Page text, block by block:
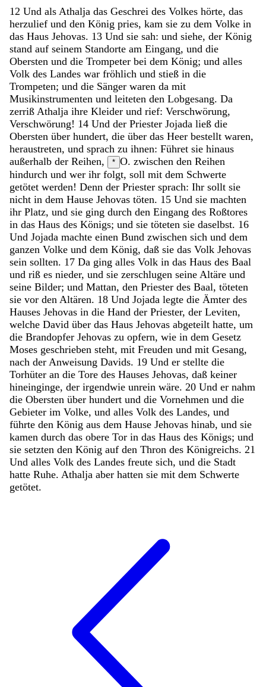
12 Und als Athalja das Geschrei des Volkes hörte, das
herzulief und den König pries, kam sie zu dem Volke in
das Haus Jehovas. 13 Und sie sah: und siehe, der König
stand auf seinem Standorte am Eingang, und die
Obersten und die Trompeter bei dem König; und alles
Volk des Landes war fröhlich und stieß in die
Trompeten; und die Sänger waren da mit
Musikinstrumenten und leiteten den Lobgesang. Da
zerriß Athalja ihre Kleider und rief: Verschwörung,
Verschwörung! 14 Und der Priester Jojada ließ die
Obersten über hundert, die über das Heer bestellt waren,
heraustreten, und sprach zu ihnen: Führet sie hinaus
außerhalb der Reihen, * O. zwischen den Reihen
hindurch und wer ihr folgt, soll mit dem Schwerte
getötet werden! Denn der Priester sprach: Ihr sollt sie
nicht in dem Hause Jehovas töten. 15 Und sie machten
ihr Platz, und sie ging durch den Eingang des Roßtores
in das Haus des Königs; und sie töteten sie daselbst. 16
Und Jojada machte einen Bund zwischen sich und dem
ganzen Volke und dem König, daß sie das Volk Jehovas
sein sollten. 17 Da ging alles Volk in das Haus des Baal
und riß es nieder, und sie zerschlugen seine Altäre und
seine Bilder; und Mattan, den Priester des Baal, töteten
sie vor den Altären. 18 Und Jojada legte die Ämter des
Hauses Jehovas in die Hand der Priester, der Leviten,
welche David über das Haus Jehovas abgeteilt hatte, um
die Brandopfer Jehovas zu opfern, wie in dem Gesetz
Moses geschrieben steht, mit Freuden und mit Gesang,
nach der Anweisung Davids. 19 Und er stellte die
Torhüter an die Tore des Hauses Jehovas, daß keiner
hineinginge, der irgendwie unrein wäre. 20 Und er nahm
die Obersten über hundert und die Vornehmen und die
Gebieter im Volke, und alles Volk des Landes, und
führte den König aus dem Hause Jehovas hinab, und sie
kamen durch das obere Tor in das Haus des Königs; und
sie setzten den König auf den Thron des Königreichs. 21
Und alles Volk des Landes freute sich, und die Stadt
hatte Ruhe. Athalja aber hatten sie mit dem Schwerte
getötet.